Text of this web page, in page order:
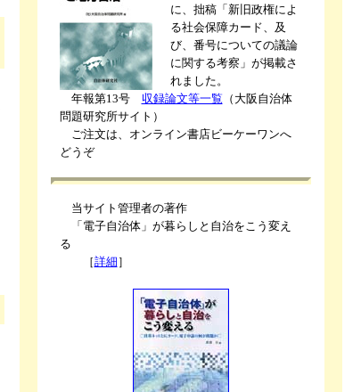
に、拙稿「新旧政権によ
る社会保障カード、及
び、番号についての議論
に関する考察」が掲載さ
れました。
年報第13号 収録論文等一覧 （大阪自治体
問題研究所サイト）
ご注文は、オンライン書店ビーケーワンへ
どうぞ
当サイト管理者の著作
「電子自治体」が暮らしと自治をこう変え
る
［詳細 ］